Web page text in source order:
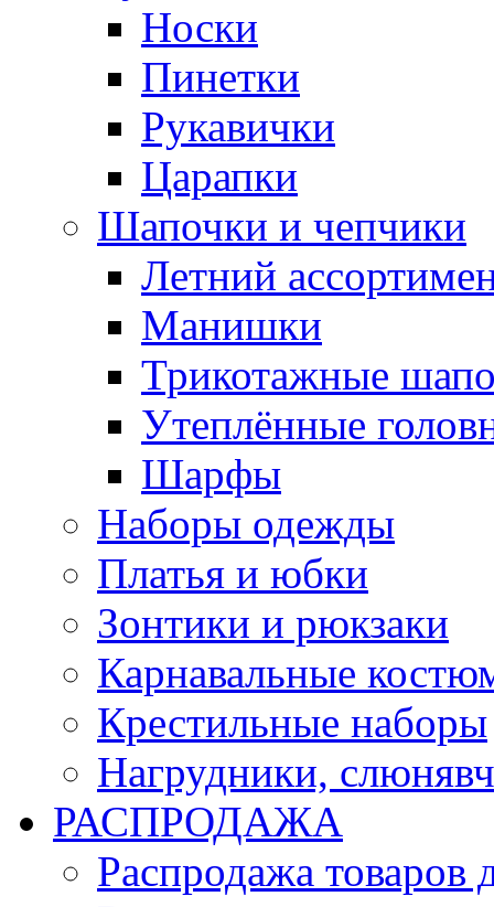
Носки
Пинетки
Рукавички
Царапки
Шапочки и чепчики
Летний
Манишки
Трикотажные
Утеплённые
Шарфы
Наборы одежды
Платья и юбки
Зонтики и рюкзаки
Карнавальные
Крестильные наборы
Нагрудники,
РАСПРОДАЖА
Распродажа товаров